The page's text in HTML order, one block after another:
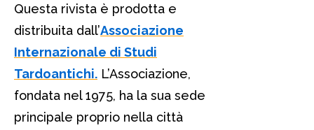
Questa rivista è prodotta e
distribuita dall’Associazione
Internazionale di Studi
Tardoantichi. L’Associazione,
fondata nel 1975, ha la sua sede
principale proprio nella città